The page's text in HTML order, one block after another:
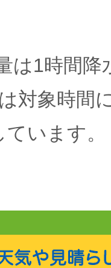
は1時間降
対象時間
います。